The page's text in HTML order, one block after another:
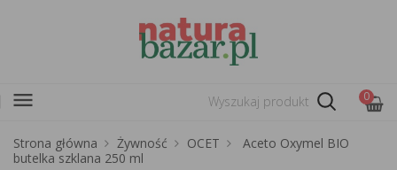
menu 0
Strona główna Żywność OCET
Aceto Oxymel BIO
butelka szklana 250 ml